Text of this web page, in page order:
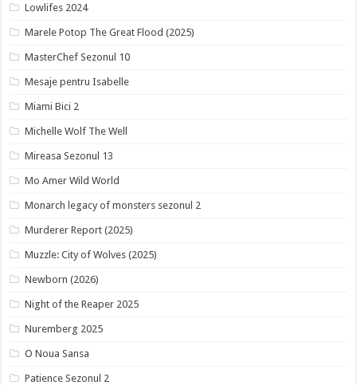
Lowlifes 2024
Marele Potop The Great Flood (2025)
MasterChef Sezonul 10
Mesaje pentru Isabelle
Miami Bici 2
Michelle Wolf The Well
Mireasa Sezonul 13
Mo Amer Wild World
Monarch legacy of monsters sezonul 2
Murderer Report (2025)
Muzzle: City of Wolves (2025)
Newborn (2026)
Night of the Reaper 2025
Nuremberg 2025
O Noua Sansa
Patience Sezonul 2